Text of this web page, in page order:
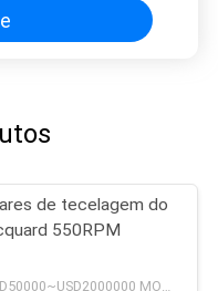
de tecelagem do
550RPM